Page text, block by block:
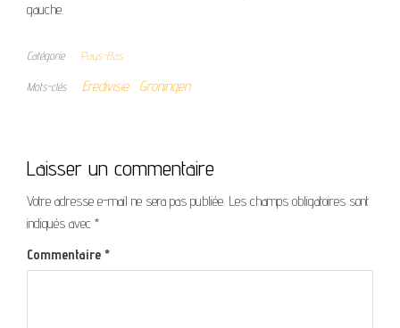
gauche.
Catégorie Pays-Bas
Mots-clés Eredivisie Groningen
Laisser un commentaire
Votre adresse e-mail ne sera pas publiée. Les champs obligatoires sont
indiqués avec *
Commentaire *